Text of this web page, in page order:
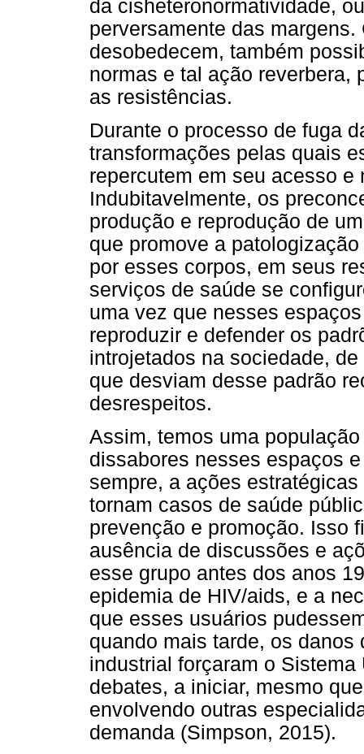
da cisheteronormatividade,
perversamente das
desobedecem, também
normas e tal ação reverbera,
as resistências.
Durante o processo de fuga
transformações pelas quais
repercutem em seu acesso
Indubitavelmente, os
produção e reprodução de
que promove a
por esses corpos, em seus
serviços de saúde se
uma vez que nesses
reproduzir e defender os
introjetados na sociedade,
que desviam desse padrão
desrespeitos.
Assim, temos uma
dissabores nesses espaços
sempre, a ações
tornam casos de saúde
prevenção e promoção. Isso
ausência de discussões e
esse grupo antes dos anos
epidemia de HIV/aids, e a
que esses usuários
quando mais tarde, os
industrial forçaram o
debates, a iniciar, mesmo
envolvendo outras
demanda (Simpson, 2015).